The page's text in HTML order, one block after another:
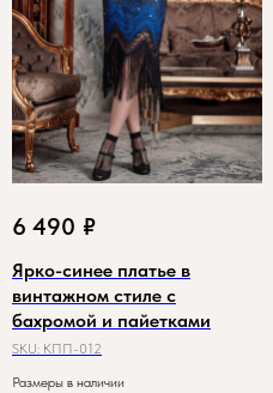
6 490 ₽
Ярко-синее платье в
винтажном стиле с
бахромой и пайетками
SKU: КПП-012
Размеры в наличии